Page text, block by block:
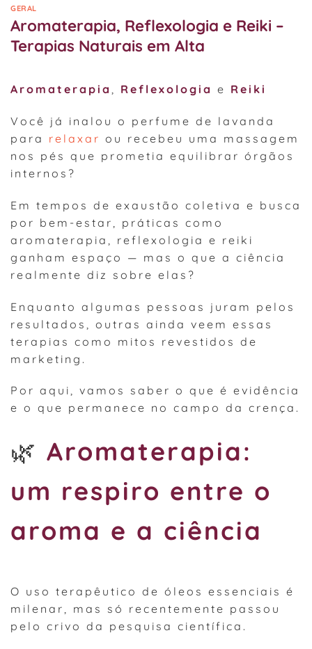
GERAL
Aromaterapia, Reflexologia e Reiki –
Terapias Naturais em Alta
Aromaterapia , Reflexologia e Reiki
Você já inalou o perfume de lavanda
para relaxar ou recebeu uma massagem
nos pés que prometia equilibrar órgãos
internos?
Em tempos de exaustão coletiva e busca
por bem-estar, práticas como
aromaterapia, reflexologia e reiki
ganham espaço — mas o que a ciência
realmente diz sobre elas?
Enquanto algumas pessoas juram pelos
resultados, outras ainda veem essas
terapias como mitos revestidos de
marketing.
Por aqui, vamos saber o que é evidência
e o que permanece no campo da crença.
🌿 Aromaterapia:
um respiro entre o
aroma e a ciência
O uso terapêutico de óleos essenciais é
milenar, mas só recentemente passou
pelo crivo da pesquisa científica.